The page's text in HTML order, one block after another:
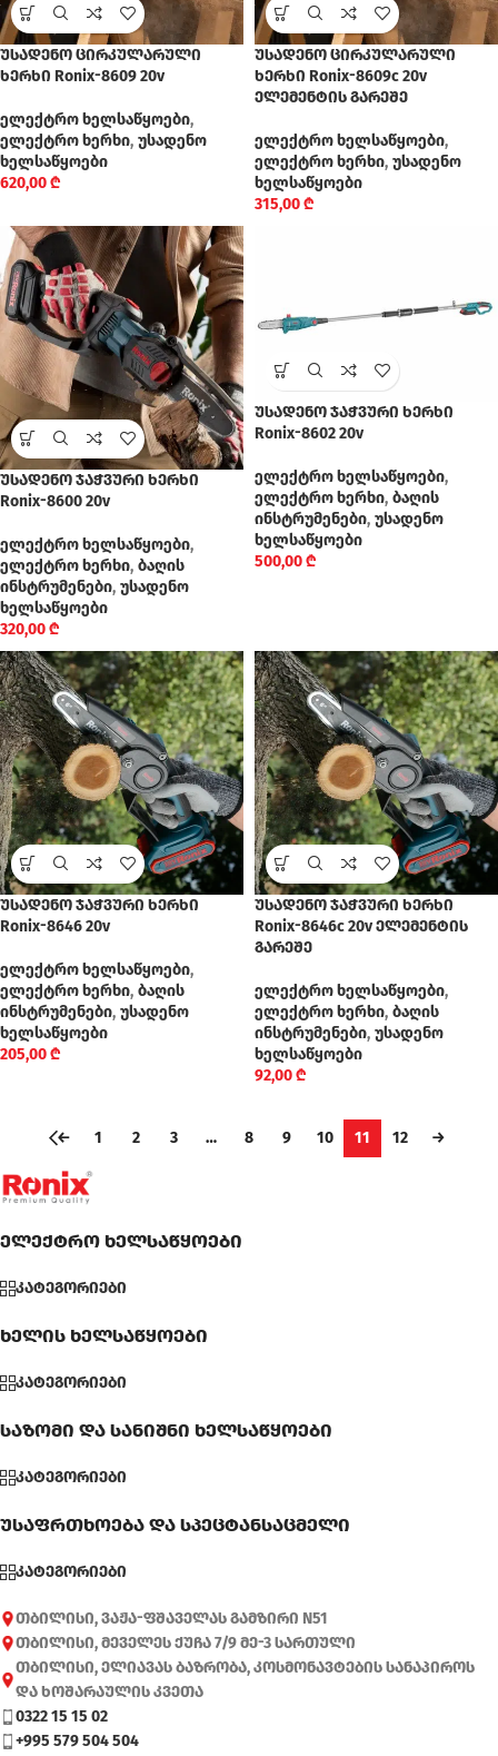
უსადენო ცირკულარული
ხერხი Ronix-8609 20v
ელექტრო ხელსაწყოები,
ელექტრო ხერხი, უსადენო
ხელსაწყოები
620,00₾
უსადენო ცირკულარული
ხერხი Ronix-8609c 20v
ელემენტის გარეშე
ელექტრო ხელსაწყოები,
ელექტრო ხერხი, უსადენო
ხელსაწყოები
315,00₾
უსადენო ჯაჭვური ხერხი
Ronix-8600 20v
ელექტრო ხელსაწყოები,
ელექტრო ხერხი, ბაღის
ინსტრუმენები, უსადენო
ხელსაწყოები
320,00₾
უსადენო ჯაჭვური ხერხი
Ronix-8602 20v
ელექტრო ხელსაწყოები,
ელექტრო ხერხი, ბაღის
ინსტრუმენები, უსადენო
ხელსაწყოები
500,00₾
უსადენო ჯაჭვური ხერხი
Ronix-8646 20v
ელექტრო ხელსაწყოები,
ელექტრო ხერხი, ბაღის
ინსტრუმენები, უსადენო
ხელსაწყოები
205,00₾
უსადენო ჯაჭვური ხერხი
Ronix-8646c 20v ელემენტის
გარეშე
ელექტრო ხელსაწყოები,
ელექტრო ხერხი, ბაღის
ინსტრუმენები, უსადენო
ხელსაწყოები
92,00₾
← 1 2 3 … 8 9 10 11 12 →
ელექტრო ხელსაწყოები
კატეგორიები
ხელის ხელსაწყოები
კატეგორიები
საზომი და სანიშნი ხელსაწყოები
კატეგორიები
უსაფრთხოება და სპეცტანსაცმელი
კატეგორიები
თბილისი, ვაჟა-ფშაველას გამზირი N51
თბილისი, მეველეს ქუჩა 7/9 მე-3 სართული
თბილისი, ელიავას ბაზრობა, კოსმონავტების სანაპიროს
და ხოშარაულის კვეთა
0322 15 15 02
+995 579 504 504